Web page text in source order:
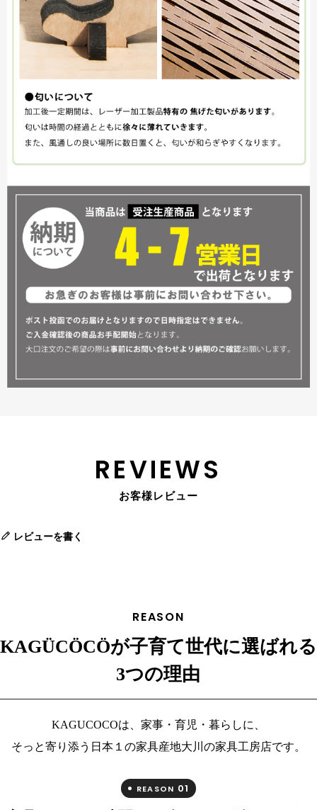
REVIEWS
お客様レビュー
レビューを書く
REASON
KAGÜCÖCÖが子育て世代に選ばれる
3つの理由
KAGUCOCOは、家事・育児・暮らしに、
そっと寄り添う日本１の家具産地大川の家具工房店です。
REASON 01